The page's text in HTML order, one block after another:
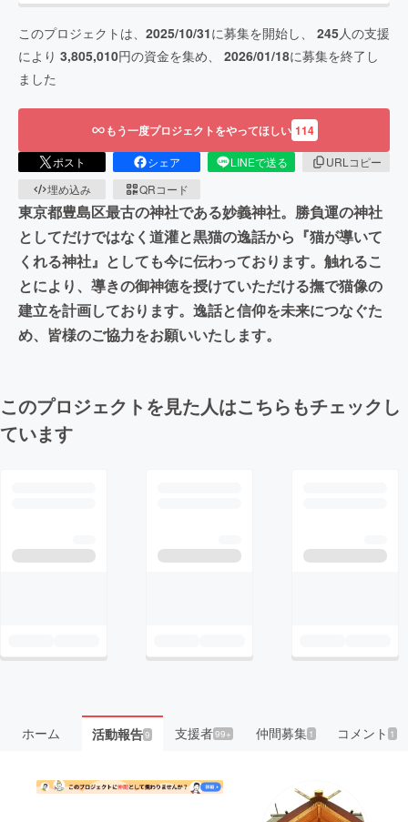
このプロジェクトは、 2025/10/31に募集を開始し、 245人の支援
により 3,805,010円の資金を集め、 2026/01/18に募集を終了し
ました
もう一度プロジェクトをやってほしい 114
ポスト シェア LINEで送る
URLコピー
埋め込み
QRコード
東京都豊島区最古の神社である妙義神社。勝負運の神社
としてだけではなく道灌と黒猫の逸話から『猫が導いて
くれる神社』としても今に伝わっております。触れるこ
とにより、導きの御神徳を授けていただける撫で猫像の
建立を計画しております。逸話と信仰を未来につなぐた
め、皆様のご協力をお願いいたします。
このプロジェクトを見た人はこちらもチェックし
ています
ホーム 活動報告9 支援者99+ 仲間募集 1 コメント 1